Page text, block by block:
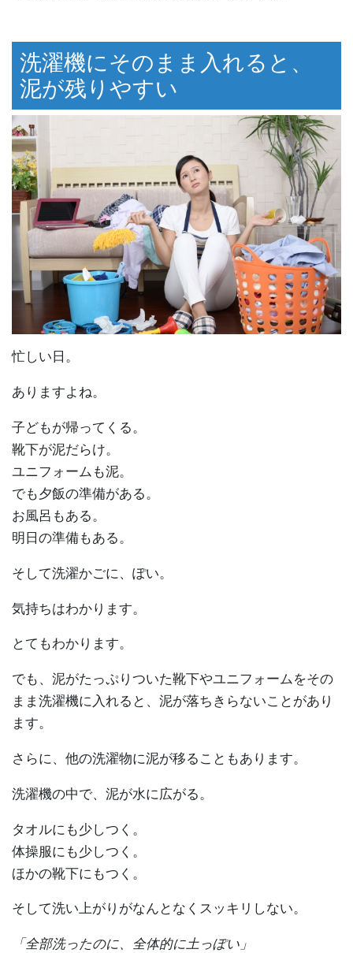
洗濯機にそのまま入れると、
泥が残りやすい
忙しい日。
ありますよね。
子どもが帰ってくる。
靴下が泥だらけ。
ユニフォームも泥。
でも夕飯の準備がある。
お風呂もある。
明日の準備もある。
そして洗濯かごに、ぽい。
気持ちはわかります。
とてもわかります。
でも、泥がたっぷりついた靴下やユニフォームをその
まま洗濯機に入れると、泥が落ちきらないことがあり
ます。
さらに、他の洗濯物に泥が移ることもあります。
洗濯機の中で、泥が水に広がる。
タオルにも少しつく。
体操服にも少しつく。
ほかの靴下にもつく。
そして洗い上がりがなんとなくスッキリしない。
「全部洗ったのに、全体的に土っぽい」